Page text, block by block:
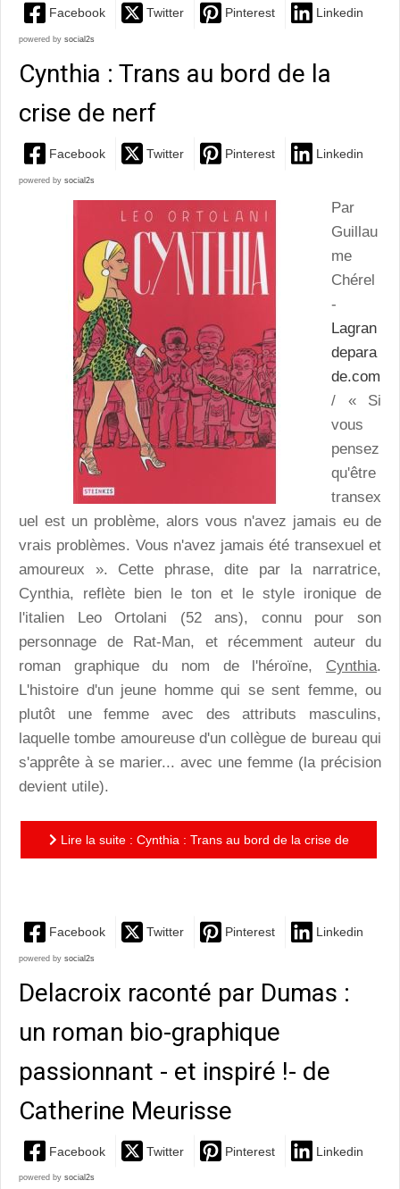
Facebook Twitter Pinterest Linkedin
powered by social2s
Cynthia : Trans au bord de la
crise de nerf
Facebook Twitter Pinterest Linkedin
powered by social2s
Par
Guillau
me
Chérel
-
Lagran
depara
de.com
/ « Si
vous
pensez
qu'être
transex
uel est un problème, alors vous n'avez jamais eu de
vrais problèmes. Vous n'avez jamais été transexuel et
amoureux ». Cette phrase, dite par la narratrice,
Cynthia, reflète bien le ton et le style ironique de
l'italien Leo Ortolani (52 ans), connu pour son
personnage de Rat-Man, et récemment auteur du
roman graphique du nom de l'héroïne, Cynthia.
L'histoire d'un jeune homme qui se sent femme, ou
plutôt une femme avec des attributs masculins,
laquelle tombe amoureuse d'un collègue de bureau qui
s'apprête à se marier... avec une femme (la précision
devient utile).
Lire la suite : Cynthia : Trans au bord de la crise de
Facebook Twitter Pinterest Linkedin
powered by social2s
Delacroix raconté par Dumas :
un roman bio-graphique
passionnant - et inspiré !- de
Catherine Meurisse
Facebook Twitter Pinterest Linkedin
powered by social2s